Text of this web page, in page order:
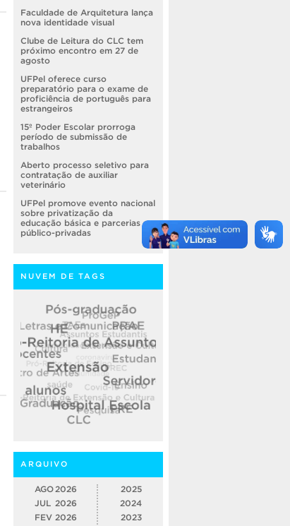
Faculdade de Arquitetura lança
nova identidade visual
Clube de Leitura do CLC tem
próximo encontro em 27 de
agosto
UFPel oferece curso
preparatório para o exame de
proficiência de português para
estrangeiros
15º Poder Escolar prorroga
período de submissão de
trabalhos
Aberto processo seletivo para
contratação de auxiliar
veterinário
UFPel promove evento nacional
sobre privatização da
educação básica e parcerias
público-privadas
NUVEM DE TAGS
ARQUIVO
AGO 2026
JUL 2026
FEV 2026
2025
2024
2023